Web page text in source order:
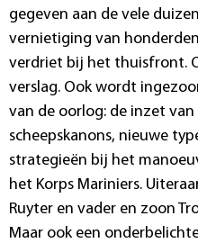
gegeven aan de vele
vernietiging van
verdriet bij het thuisfront.
verslag. Ook wordt
van de oorlog: de inzet
scheepskanons, nieuwe
strategieën bij het
het Korps Mariniers.
Ruyter en vader en zoon
Maar ook een